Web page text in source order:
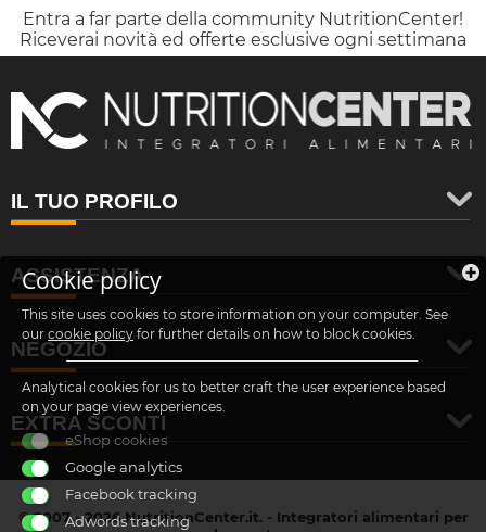
Entra a far parte della community NutritionCenter!
Riceverai novità ed offerte esclusive ogni settimana
IL TUO PROFILO
ASSISTENZA
NEGOZIO
EXTRA SCONTI
© 2007 - 2026 NutritionCenter.it. - Integratori alimentari per
Cookie policy
This site uses cookies to store information on your computer. See
our cookie policy for further details on how to block cookies.
Analytical cookies for us to better craft the user experience based
on your page view experiences.
eShop cookies
Google analytics
Facebook tracking
Adwords tracking